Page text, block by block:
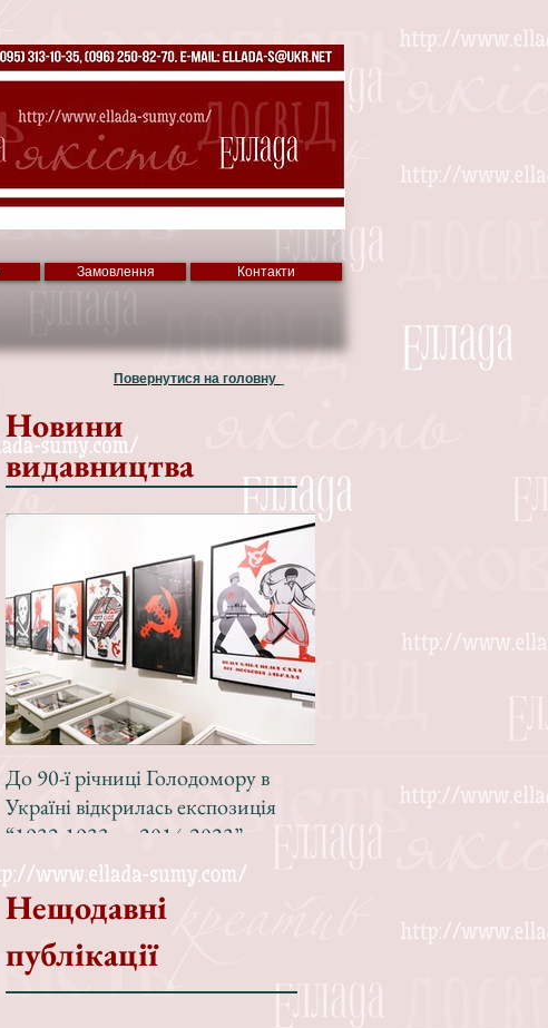
Замовлення Контакти
Повернутися на головну
Новини
видавництва
До 90-ї річниці Голодомору в
Україні відкрилась експозиція
“1932-1933 — 2014-2023”
Нещодавні
публікації